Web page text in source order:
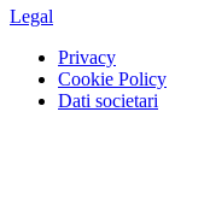
Legal
Privacy
Cookie Policy
Dati societari